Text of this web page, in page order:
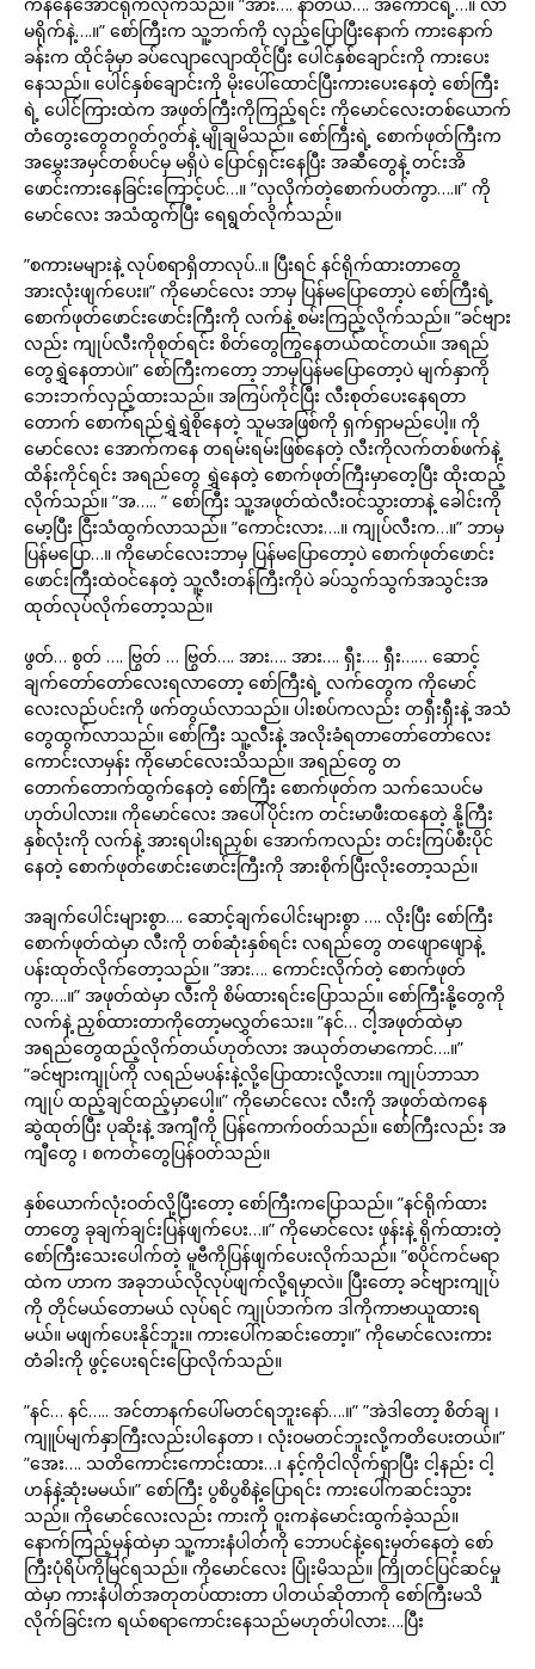
မရိုက်နဲ့….။” စော်ကြီးက သူ့ဘက်ကို လှည့်ပြောပြီးနောက် ကားနောက်
ခန်းက ထိုင်ခုံမှာ ခပ်လျောလျောထိုင်ပြီး ပေါင်နှစ်ချောင်းကို ကားပေး
နေသည်။ ပေါင်နှစ်ချောင်းကို မိုးပေါ်ထောင်ပြီးကားပေးနေတဲ့ စော်ကြီး
ရဲ့ ပေါင်ကြားထဲက အဖုတ်ကြီးကိုကြည့်ရင်း ကိုမောင်လေးတစ်ယောက်
တံတွေးတွေတဂွတ်ဂွတ်နဲ့ မျိုချမိသည်။ စော်ကြီးရဲ့ စောက်ဖုတ်ကြီးက
အမွှေးအမှင်တစ်ပင်မှ မရှိပဲ ပြောင်ရှင်းနေပြီး အဆီတွေနဲ့ တင်းအိ
ဖောင်းကားနေခြင်းကြောင့်ပင်…။ ”လှလိုက်တဲ့စောက်ပတ်ကွာ….။” ကို
မောင်လေး အသံထွက်ပြီး ရေရွတ်လိုက်သည်။
”စကားမများနဲ့ လုပ်စရာရှိတာလုပ်..။ ပြီးရင် နင်ရိုက်ထားတာတွေ
အားလုံးဖျက်ပေး။” ကိုမောင်လေး ဘာမှ ပြန်မပြောတော့ပဲ စော်ကြီးရဲ့
စောက်ဖုတ်ဖောင်းဖောင်းကြီးကို လက်နဲ့ စမ်းကြည့်လိုက်သည်။ ”ခင်ဗျား
လည်း ကျုပ်လီးကိုစုတ်ရင်း စိတ်တွေကြွနေတယ်ထင်တယ်။ အရည်
တွေရွှဲနေတာပဲ။” စော်ကြီးကတော့ ဘာမှပြန်မပြောတော့ပဲ မျက်နှာကို
ဘေးဘက်လှည့်ထားသည်။ အကြပ်ကိုင်ပြီး လီးစုတ်ပေးနေရတာ
တောက် စောက်ရည်ရွှဲရွှဲစိုနေတဲ့ သူမအဖြစ်ကို ရှက်ရှာမည်ပေါ့။ ကို
မောင်လေး အောက်ကနေ တရမ်းရမ်းဖြစ်နေတဲ့ လီးကိုလက်တစ်ဖက်နဲ့
ထိန်းကိုင်ရင်း အရည်တွေ ရွှဲနေတဲ့ စောက်ဖုတ်ကြီးမှာတေ့ပြီး ထိုးထည့်
လိုက်သည်။ ”အ….. ” စော်ကြီး သူ့အဖုတ်ထဲလီးဝင်သွားတာနဲ့ ခေါင်းကို
မော့ပြီး ငြီးသံထွက်လာသည်။ ”ကောင်းလား….။ ကျုပ်လီးက…။” ဘာမှ
ပြန်မပြော…။ ကိုမောင်လေးဘာမှ ပြန်မပြောတော့ပဲ စောက်ဖုတ်ဖောင်း
ဖောင်းကြီးထဲဝင်နေတဲ့ သူ့လီးတန်ကြီးကိုပဲ ခပ်သွက်သွက်အသွင်းအ
ထုတ်လုပ်လိုက်တော့သည်။
ဖွတ်… စွတ် …. ဗြွတ် … ဗြွတ်…. အား…. အား…. ရှီး…. ရှီး…… ဆောင့်
ချက်တော်တော်လေးရလာတော့ စော်ကြီးရဲ့ လက်တွေက ကိုမောင်
လေးလည်ပင်းကို ဖက်တွယ်လာသည်။ ပါးစပ်ကလည်း တရှီးရှီးနဲ့ အသံ
တွေထွက်လာသည်။ စော်ကြီး သူ့လီးနဲ့ အလိုးခံရတာတော်တော်လေး
ကောင်းလာမှန်း ကိုမောင်လေးသိသည်။ အရည်တွေ တ
တောက်တောက်ထွက်နေတဲ့ စော်ကြီး စောက်ဖုတ်က သက်သေပင်မ
ဟုတ်ပါလား။ ကိုမောင်လေး အပေါ်ပိုင်းက တင်းမာဖီးထနေတဲ့ နို့ကြီး
နှစ်လုံးကို လက်နဲ့ အားရပါးရညှစ်၊ အောက်ကလည်း တင်းကြပ်စီးပိုင်
နေတဲ့ စောက်ဖုတ်ဖောင်းဖောင်းကြီးကို အားစိုက်ပြီးလိုးတော့သည်။
အချက်ပေါင်းများစွာ…. ဆောင့်ချက်ပေါင်းများစွာ …. လိုးပြီး စော်ကြီး
စောက်ဖုတ်ထဲမှာ လီးကို တစ်ဆုံးနှစ်ရင်း လရည်တွေ တဖျောဖျောနဲ့
ပန်းထုတ်လိုက်တော့သည်။ ”အား…. ကောင်းလိုက်တဲ့ စောက်ဖုတ်
ကွာ….။” အဖုတ်ထဲမှာ လီးကို စိမ်ထားရင်းပြောသည်။ စော်ကြီးနို့တွေကို
လက်နဲ့ ညှစ်ထားတာကိုတော့မလွှတ်သေး။ ”နင်… ငါ့အဖုတ်ထဲမှာ
အရည်တွေထည့်လိုက်တယ်ဟုတ်လား အယုတ်တမာကောင်….။”
”ခင်ဗျားကျုပ်ကို လရည်မပန်းနဲ့လို့ပြောထားလို့လား။ ကျုပ်ဘာသာ
ကျုပ် ထည့်ချင်ထည့်မှာပေါ့။” ကိုမောင်လေး လီးကို အဖုတ်ထဲကနေ
ဆွဲထုတ်ပြီး ပုဆိုးနဲ့ အကျီကို ပြန်ကောက်ဝတ်သည်။ စော်ကြီးလည်း အ
ကျီတွေ ၊ စကတ်တွေပြန်ဝတ်သည်။
နှစ်ယောက်လုံးဝတ်လို့ပြီးတော့ စော်ကြီးကပြောသည်။ ”နင်ရိုက်ထား
တာတွေ ခုချက်ချင်းပြန်ဖျက်ပေး…။” ကိုမောင်လေး ဖုန်းနဲ့ ရိုက်ထားတဲ့
စော်ကြီးသေးပေါက်တဲ့ မူဗီကိုပြန်ဖျက်ပေးလိုက်သည်။ ”စပိုင်ကင်မရာ
ထဲက ဟာက အခုဘယ်လိုလုပ်ဖျက်လို့ရမှာလဲ။ ပြီးတော့ ခင်ဗျားကျုပ်
ကို တိုင်မယ်တောမယ် လုပ်ရင် ကျုပ်ဘက်က ဒါကိုကာဗာယူထားရ
မယ်။ မဖျက်ပေးနိုင်ဘူး။ ကားပေါ်ကဆင်းတော့။” ကိုမောင်လေးကား
တံခါးကို ဖွင့်ပေးရင်းပြောလိုက်သည်။
”နင်… နင်….. အင်တာနက်ပေါ်မတင်ရဘူးနော်….။” ”အဲဒါတော့ စိတ်ချ ၊
ကျူပ်မျက်နှာကြီးလည်းပါနေတာ ၊ လုံးဝမတင်ဘူးလို့ကတိပေးတယ်။”
”အေး…. သတိကောင်းကောင်းထား…၊ နင့်ကိုငါလိုက်ရှာပြီး ငါ့နည်း ငါ့
ဟန်နဲ့ဆုံးမမယ်။” စော်ကြီး ပွစိပွစိနဲ့ပြောရင်း ကားပေါ်ကဆင်းသွား
သည်။ ကိုမောင်လေးလည်း ကားကို ဝူးကနဲမောင်းထွက်ခဲ့သည်။
နောက်ကြည့်မှန်ထဲမှာ သူ့ကားနံပါတ်ကို ဘောပင်နဲ့ရေးမှတ်နေတဲ့ စော်
ကြီးပုံရိပ်ကိုမြင်ရသည်။ ကိုမောင်လေး ပြုံးမိသည်။ ကြိုတင်ပြင်ဆင်မှု
ထဲမှာ ကားနံပါတ်အတုတပ်ထားတာ ပါတယ်ဆိုတာကို စော်ကြီးမသိ
လိုက်ခြင်းက ရယ်စရာကောင်းနေသည်မဟုတ်ပါလား….ပြီး